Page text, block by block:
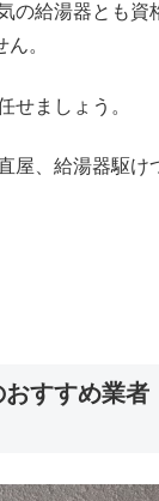
の給湯器とも資
。
せましょう。
屋、給湯器駆け
おすすめ業